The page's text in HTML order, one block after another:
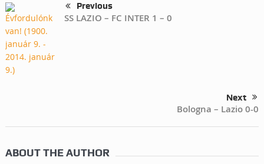
Previous
SS LAZIO – FC INTER 1 – 0
Next
Bologna – Lazio 0-0
ABOUT THE AUTHOR